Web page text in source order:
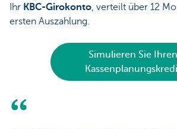
Ihr KBC-Girokonto, verteilt über 12
ersten Auszahlung.
Simulieren Sie Ihren